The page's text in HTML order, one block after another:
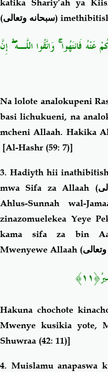
katika Shariy’ah ya
(سبحانه وتعالى)
فَانتَهُوا ۚ وَاتَّقُوا اللَّـهَ ۖ إِنَّ
Na lolote analokupeni
basi lichukueni, na
mcheni Allaah. Hakika
[Al-Hashr (59: 7)]
3. Hadiyth hii
mwa Sifa za Allaah (
Ahlus-Sunnah wal-
zinazomuelekea Yeye
kama sifa za bin
Mwenyewe Allaah (
﴿١١﴾
Hakuna chochote
Mwenye kusikia yote,
Shuwraa (42: 11)]
4. Muislamu anapaswa